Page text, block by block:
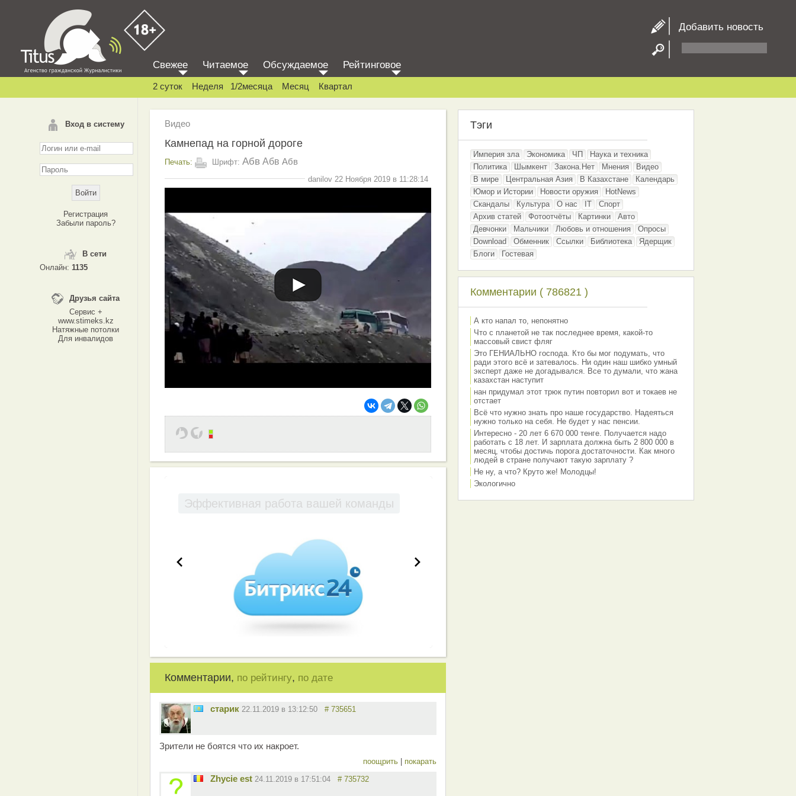
Добавить новость
Вход в систему
Регистрация
Забыли пароль?
В сети
Онлайн: 1135
Друзья сайта
Сервис +
www.stimeks.kz
Натяжные потолки
Для инвалидов
Свежее Читаемое Обсуждаемое Рейтинговое
2 суток Неделя 1/2месяца Месяц Квартал
Видео
Камнепад на горной дороге
Печать: Шрифт: Абв Абв Абв
danilov 22 Ноября 2019 в 11:28:14
Эффективная работа вашей команды
Комментарии, по рейтингу, по дате
старик 22.11.2019 в 13:12:50 # 735651
Зрители не боятся что их накроет.
поощрить | покарать
Zhycie est 24.11.2019 в 17:51:04 # 735732
Тэги
Империя зла Экономика ЧП
Наука и техника
Политика
Шымкент Закона.Нет Мнения
Видео
В мире
Центральная Азия В Казахстане
Календарь
Юмор и Истории
Новости оружия
HotNews
Скандалы
Культура О нас IT
Спорт
Архив статей
Фотоотчёты Картинки
Авто
Девчонки
Мальчики Любовь и отношения
Опросы
Download
Обменник Ссылки Библиотека
Ядерщик
Блоги
Гостевая
Комментарии ( 786821 )
А кто напал то, непонятно
Что с планетой не так последнее время, какой-то
массовый свист фляг
Это ГЕНИАЛЬНО господа. Кто бы мог подумать, что
ради этого всё и затевалось. Ни один наш шибко умный
эксперт даже не догадывался. Все то думали, что жана
казахстан наступит
нан придумал этот трюк путин повторил вот и токаев не
отстает
Всё что нужно знать про наше государство. Надеяться
нужно только на себя. Не будет у нас пенсии.
Интересно - 20 лет 6 670 000 тенге. Получается надо
работать с 18 лет. И зарплата должна быть 2 800 000 в
месяц, чтобы достичь порога достаточности. Как много
людей в стране получают такую зарплату ?
Не ну, а что? Круто же! Молодцы!
Экологично